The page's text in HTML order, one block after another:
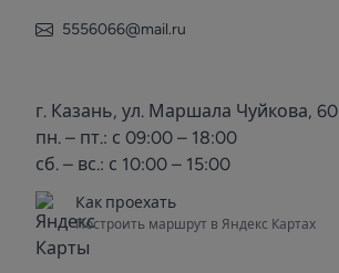
5556066@mail.ru
г. Казань, ул. Маршала Чуйкова, 60
пн. – пт.: с 09:00 – 18:00
сб. – вс.: с 10:00 – 15:00
Как проехать
Построить маршрут в Яндекс Картах